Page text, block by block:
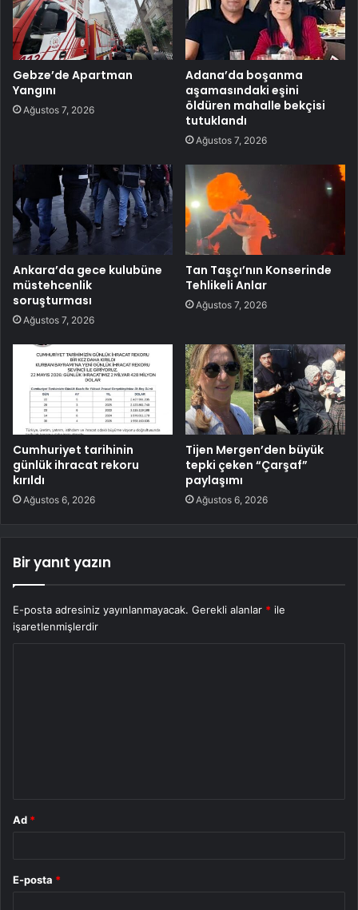
Gebze’de Apartman
Yangını
Ağustos 7, 2026
Adana’da boşanma
aşamasındaki eşini
öldüren mahalle bekçisi
tutuklandı
Ağustos 7, 2026
Ankara’da gece kulubüne
müstehcenlik
soruşturması
Ağustos 7, 2026
Tan Taşçı’nın Konserinde
Tehlikeli Anlar
Ağustos 7, 2026
Cumhuriyet tarihinin
günlük ihracat rekoru
kırıldı
Ağustos 6, 2026
Tijen Mergen’den büyük
tepki çeken “Çarşaf”
paylaşımı
Ağustos 6, 2026
Bir yanıt yazın
E-posta adresiniz yayınlanmayacak. Gerekli alanlar * ile
işaretlenmişlerdir
Ad *
E-posta *